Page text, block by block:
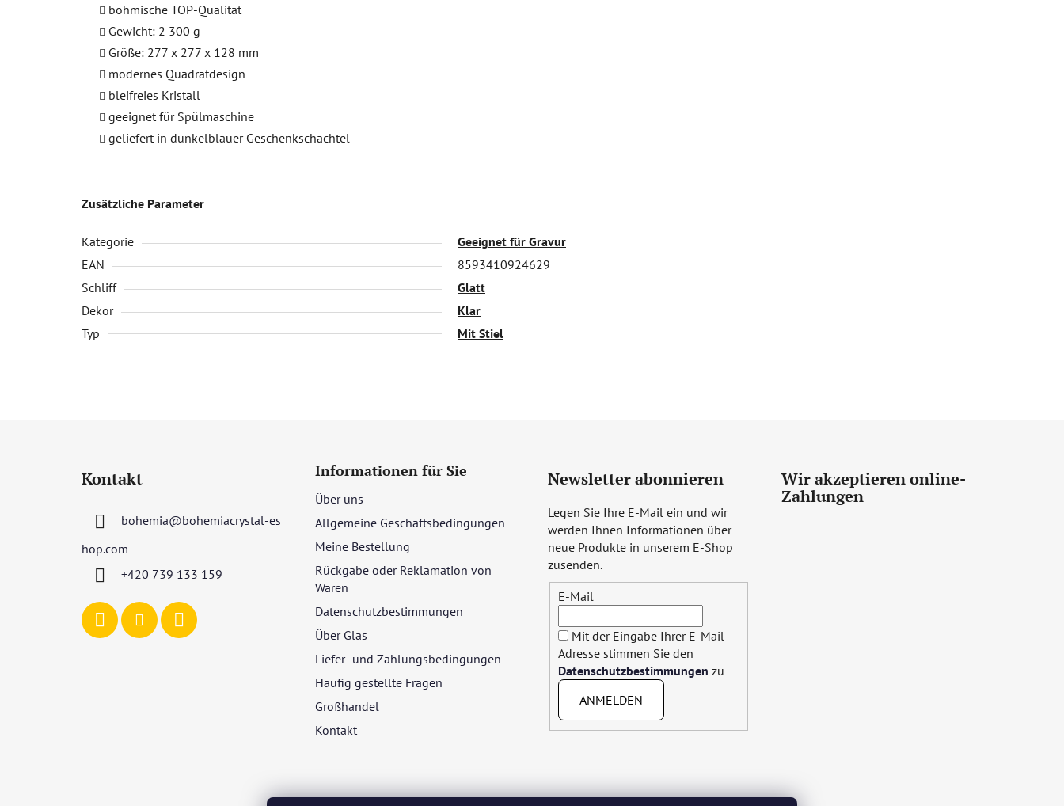
böhmische TOP-Qualität
Gewicht: 2 300 g
Größe: 277 x 277 x 128 mm
modernes Quadratdesign
bleifreies Kristall
geeignet für Spülmaschine
geliefert in dunkelblauer Geschenkschachtel
Zusätzliche Parameter
Kategorie
Geeignet für Gravur
EAN
8593410924629
Schliff
Glatt
Dekor
Klar
Typ
Mit Stiel
Kontakt
bohemia@bohemiacrystal-es
hop.com
+420 739 133 159
Informationen für Sie
Über uns
Allgemeine Geschäftsbedingungen
Meine Bestellung
Rückgabe oder Reklamation von
Waren
Datenschutzbestimmungen
Über Glas
Liefer- und Zahlungsbedingungen
Häufig gestellte Fragen
Großhandel
Kontakt
Newsletter abonnieren
Legen Sie Ihre E-Mail ein und wir
werden Ihnen Informationen über
neue Produkte in unserem E-Shop
zusenden.
E-Mail
Mit der Eingabe Ihrer E-Mail-
Adresse stimmen Sie den
Datenschutzbestimmungen zu
ANMELDEN
Wir akzeptieren online-
Zahlungen